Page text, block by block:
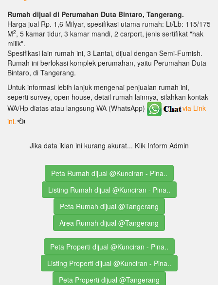
Rumah dijual di Perumahan Duta Bintaro, Tangerang.
Harga jual Rp. 1,6 Milyar, spesifikasi utama rumah: Lt/Lb: 115/175
M2, 5 kamar tidur, 3 kamar mandi, 2 carport, jenis sertifikat "hak
milik".
Spesifikasi lain rumah ini, 3 Lantai, dijual dengan Semi-Furnish.
Rumah ini berlokasi komplek perumahan, yaitu Perumahan Duta
Bintaro, di Tangerang.
Untuk informasi lebih lanjuk mengenai penjualan rumah ini,
seperti survey, open house, detail rumah lainnya, silahkan kontak
WA/Hp diatas atau langsung WA (WhatsApp)
via Link
ini.
Jika data iklan ini kurang akurat... Klik Inform Admin
Peta Rumah dijual @Kunciran - Pina..
Listing Rumah dijual @Kunciran - Pina..
Peta Rumah dijual @Tangerang
Area Rumah dijual @Tangerang
Peta Properti dijual @Kunciran - Pina..
Listing Properti dijual @Kunciran - Pina..
Peta Properti dijual @Tangerang